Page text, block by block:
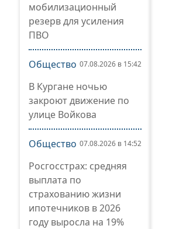
мобилизационный
резерв для усиления
ПВО
Общество 07.08.2026 в 15:42
В Кургане ночью
закроют движение по
улице Войкова
Общество 07.08.2026 в 14:52
Росгосстрах: средняя
выплата по
страхованию жизни
ипотечников в 2026
году выросла на 19%